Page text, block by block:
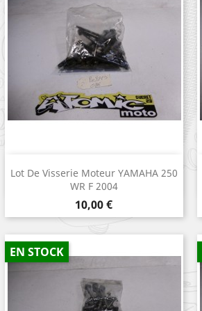
Lot De Visserie Moteur YAMAHA 250
WR F 2004
Prix
10,00 €
Aperçu rapide
EN STOCK